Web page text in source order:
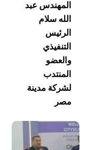
المهندس عبد
الله سلام
الرئيس
التنفيذي
والعضو
المنتدب
لشركة مدينة
مصر